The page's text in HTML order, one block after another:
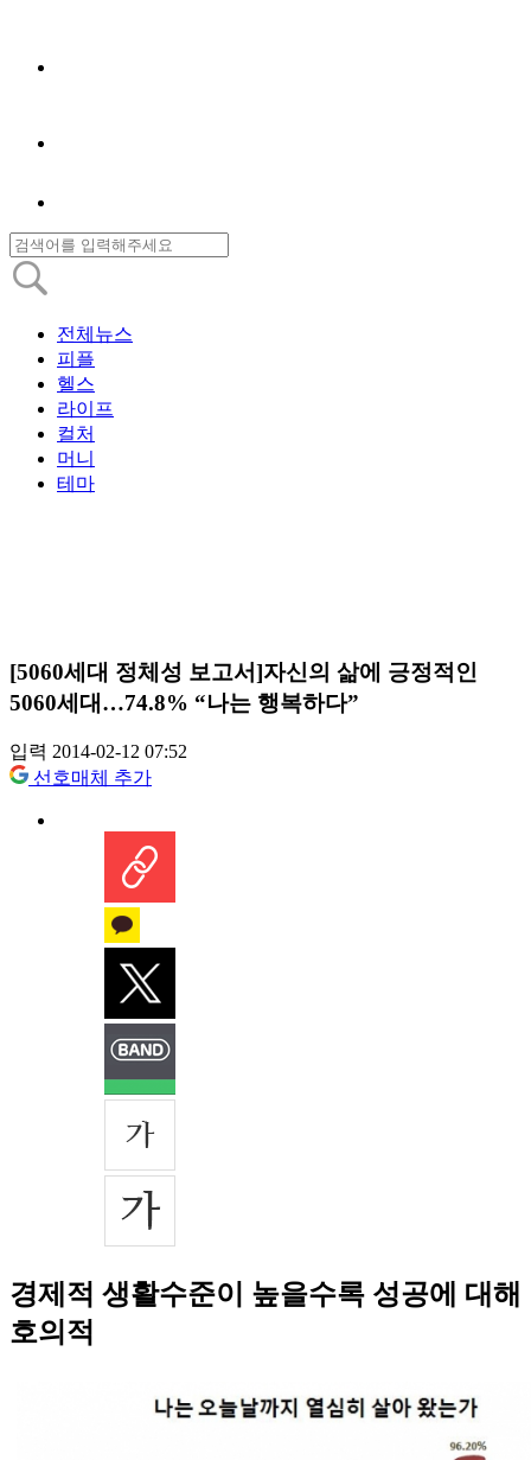
전체뉴스
피플
헬스
라이프
컬처
머니
테마
[5060세대 정체성 보고서]자신의 삶에 긍정적인
5060세대…74.8% “나는 행복하다”
입력 2014-02-12 07:52
선호매체 추가
경제적 생활수준이 높을수록 성공에 대해
호의적